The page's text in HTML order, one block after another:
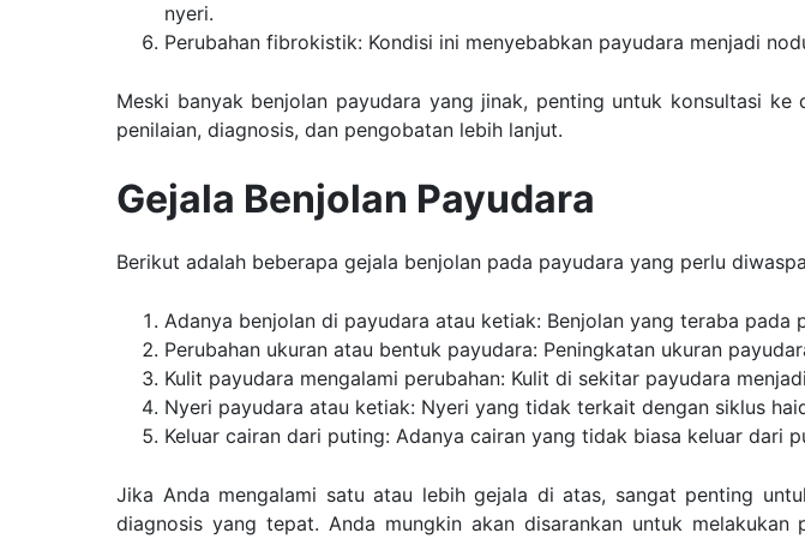
nyeri.
Perubahan fibrokistik: Kondisi ini menyebabkan payudara menjadi
Meski banyak benjolan payudara yang jinak, penting untuk konsultasi
penilaian, diagnosis, dan pengobatan lebih lanjut.
Gejala Benjolan Payudara
Berikut adalah beberapa gejala benjolan pada payudara yang perlu
Adanya benjolan di payudara atau ketiak: Benjolan yang teraba
Perubahan ukuran atau bentuk payudara: Peningkatan ukuran
Kulit payudara mengalami perubahan: Kulit di sekitar payudara
Nyeri payudara atau ketiak: Nyeri yang tidak terkait dengan siklus
Keluar cairan dari puting: Adanya cairan yang tidak biasa keluar dari
Jika Anda mengalami satu atau lebih gejala di atas, sangat penting
diagnosis yang tepat. Anda mungkin akan disarankan untuk